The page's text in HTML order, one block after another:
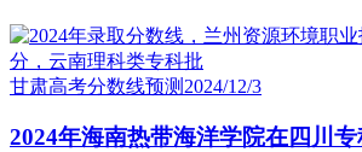
甘肃高考分数线预测 2024/12/3
2024年海南热带海洋学院在四川